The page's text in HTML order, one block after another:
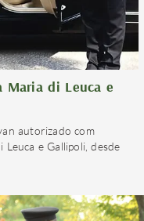
Maria di Leuca e
autorizado com
e Gallipoli, desde